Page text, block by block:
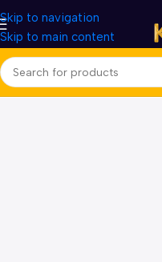
Skip to navigation
Skip to main content